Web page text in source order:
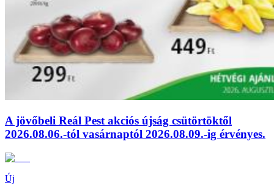
A jövőbeli Reál Pest akciós újság csütörtöktől
2026.08.06.-tól vasárnaptól 2026.08.09.-ig érvényes.
Új